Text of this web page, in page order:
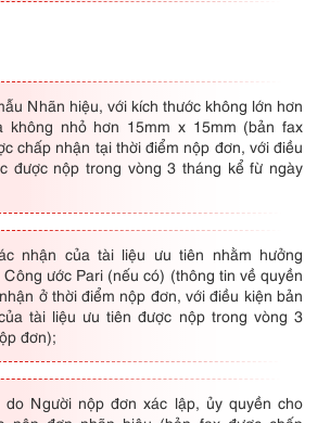
Nhãn hiệu, với kích thước không lớn hơn
không nhỏ hơn 15mm x 15mm (bản fax
chấp nhận tại thời điểm nộp đơn, với điều
được nộp trong vòng 3 tháng kể fừ ngày
nhận của tài liệu ưu tiên nhằm hưởng
ước Pari (nếu có) (thông tin về quyền
ở thời điểm nộp đơn, với điều kiện bản
tài liệu ưu tiên được nộp trong vòng 3
đơn);
do Người nộp đơn xác lập, ủy quyền cho